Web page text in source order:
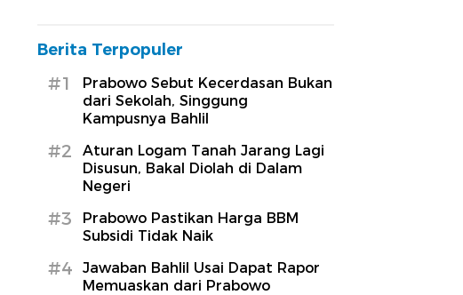
Berita Terpopuler
#1
Prabowo Sebut Kecerdasan Bukan
dari Sekolah, Singgung
Kampusnya Bahlil
#2
Aturan Logam Tanah Jarang Lagi
Disusun, Bakal Diolah di Dalam
Negeri
#3
Prabowo Pastikan Harga BBM
Subsidi Tidak Naik
#4
Jawaban Bahlil Usai Dapat Rapor
Memuaskan dari Prabowo